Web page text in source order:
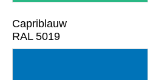
Capriblauw
RAL 5019